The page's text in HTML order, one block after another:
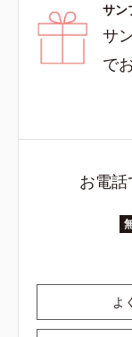
サン
サ
で
お電
よ